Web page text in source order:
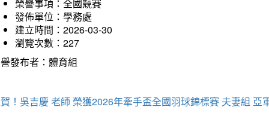
榮譽事項：全國競賽
發佈單位：學務處
建立時間：2026-03-30
瀏覽次數：227
發布者：體育組
！吳吉慶 老師 榮獲2026年牽手盃全國羽球錦標賽 夫妻組 亞